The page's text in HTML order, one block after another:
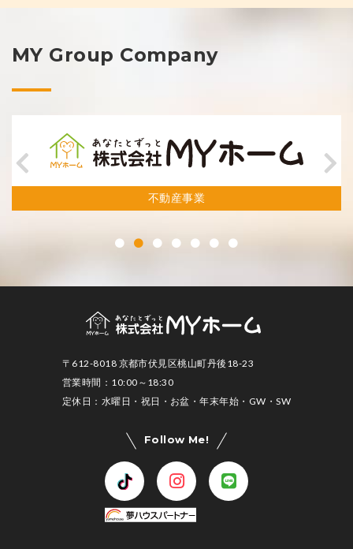
MY Group Company
不動産事業
〒612-8018 京都市伏見区桃山町丹後18-23
営業時間：10:00～18:30
定休日：水曜日・祝日・お盆・年末年始・GW・SW
Follow Me!